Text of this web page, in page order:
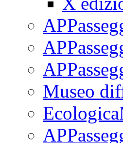
Museo